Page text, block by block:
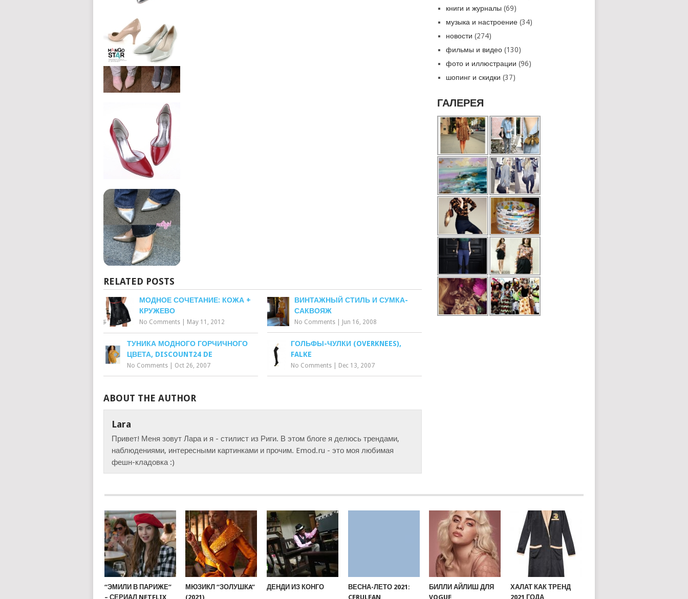
RELATED POSTS
МОДНОЕ СОЧЕТАНИЕ: КОЖА +
КРУЖЕВО
No Comments May 11, 2012
ВИНТАЖНЫЙ СТИЛЬ И СУМКА-
САКВОЯЖ
No Comments Jun 16, 2008
ТУНИКА МОДНОГО ГОРЧИЧНОГО
ЦВЕТА, DISCOUNT24 DE
No Comments Oct 26, 2007
ГОЛЬФЫ-ЧУЛКИ (OVERKNEES),
FALKE
No Comments Dec 13, 2007
ABOUT THE AUTHOR
Lara
Привет! Меня зовут Лара и я - стилист из Риги. В этом блоге я делюсь трендами,
наблюдениями, интересными картинками и прочим. Emod.ru - это моя любимая
фешн-кладовка :)
книги и журналы (69)
музыка и настроение (34)
новости (274)
фильмы и видео (130)
фото и иллюстрации (96)
шопинг и скидки (37)
ГАЛЕРЕЯ
“ЭМИЛИ В ПАРИЖЕ”
– СЕРИАЛ NETFLIX
МЮЗИКЛ “ЗОЛУШКA”
(2021)
ДЕНДИ ИЗ КОНГО
ВЕСНА-ЛЕТО 2021:
CERULEAN
БИЛЛИ АЙЛИШ ДЛЯ
VOGUE
ХАЛАТ КАК ТРЕНД
2021 ГОДА